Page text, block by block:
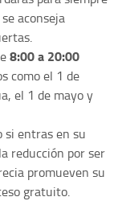
aconseja
8:00 a 20:00
como el 1 de
el 1 de mayo y
si entras en su
reducción por ser
promueven su
gratuito.